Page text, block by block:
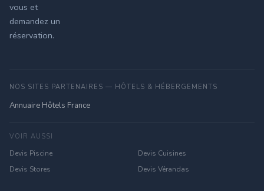
vous et
demandez un
réservation.
NOS SITES PARTENAIRES — HÔTELS & HÉBERGEMENTS
Annuaire Hôtels France
VOIR AUSSI
Devis Piscine
Devis Cuisines
Devis Stores
Devis Vérandas